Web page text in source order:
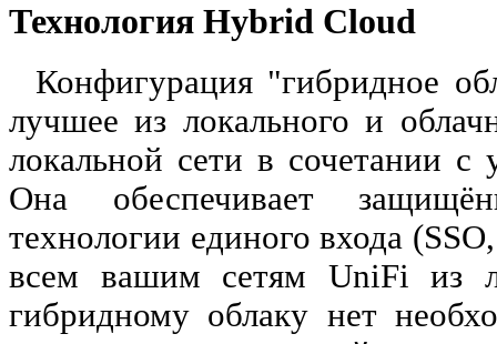
Технология Hybrid Cloud
Конфигурация "гибридное
лучшее из локального и
локальной сети в сочетании
Она обеспечивает
технологии единого входа
всем вашим сетям UniFi из
гибридному облаку нет